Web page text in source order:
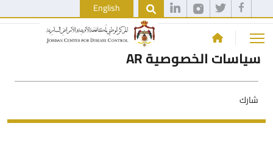
English
سياسات الخصوصية AR
شارك